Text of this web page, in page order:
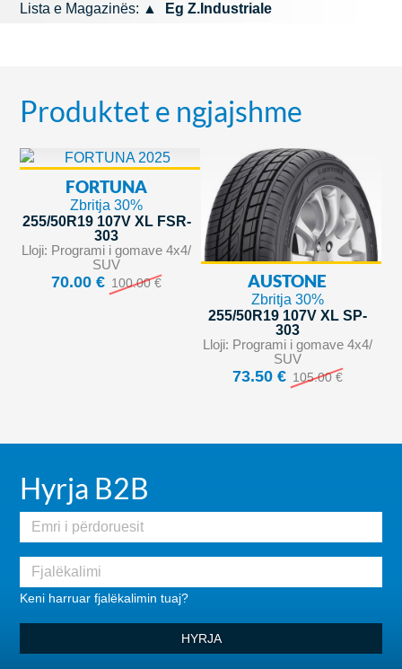
Lista e Magazinës: ▲ Eg Z.Industriale
Produktet e ngjajshme
FORTUNA
Zbritja 30%
255/50R19 107V XL FSR-
303
Lloji: Programi i gomave 4x4/
SUV
70.00 € 100.00 € AUSTONE
Zbritja 30%
255/50R19 107V XL SP-
303
Lloji: Programi i gomave 4x4/
SUV
73.50 € 105.00 €
Hyrja B2B
Keni harruar fjalëkalimin tuaj?
HYRJA